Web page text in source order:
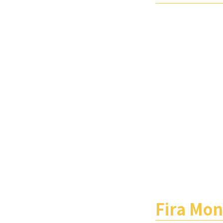
Fira